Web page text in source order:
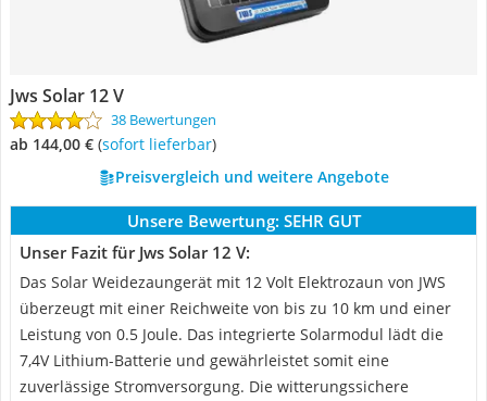
Jws Solar 12 V
38 Bewertungen
ab 144,00 € ( Sofort lieferbar)
Preisvergleich und weitere Angebote
Unsere Bewertung: SEHR GUT
Unser Fazit für Jws Solar 12 V:
Das Solar Weidezaungerät mit 12 Volt Elektrozaun von JWS
überzeugt mit einer Reichweite von bis zu 10 km und einer
Leistung von 0.5 Joule. Das integrierte Solarmodul lädt die
7,4V Lithium-Batterie und gewährleistet somit eine
zuverlässige Stromversorgung. Die witterungssichere